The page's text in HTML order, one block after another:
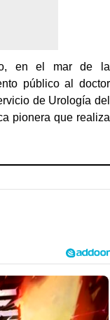
en el mar de la
público al doctor
de Urología del
pionera que realiza